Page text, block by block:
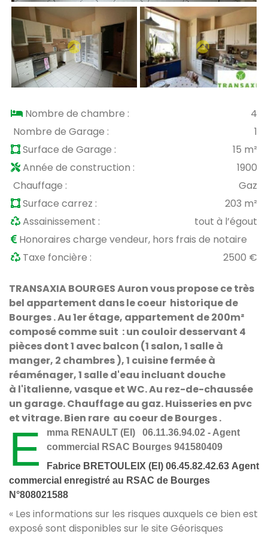
Nombre de chambre :
4
Nombre de Garage :
1
Surface de Garage :
15 m²
Année de construction :
1900
Chauffage :
Gaz
Surface carrez :
203 m²
Assainissement :
tout à l’égout
Honoraires charge vendeur, hors frais de notaire
Taxe foncière :
2500 €
TRANSAXIA BOURGES Auron vous propose ce très
bel appartement dans le coeur historique de
Bourges. Au 1er étage, appartement de 200m²
composé comme suit :un couloir desservant 4
pièces dont 1 avec balcon (1 salon, 1 salle à
manger, 2 chambres ), 1 cuisine fermée à
réaménager, 1 salle d'eau incluant douche
à l'italienne, vasque et WC. Au rez-de-chaussée
un garage. Chauffage au gaz. Huisseries en pvc
et vitrage. Bien rare au coeur de Bourges .
E
mma RENAULT (EI) 06.11.36.94.02 - Agent
commercial RSAC Bourges 941580409
Fabrice BRETOULEIX (EI) 06.45.82.42.63 Agent
commercial enregistré au RSAC de Bourges
N°808021588
« Les informations sur les risques auxquels ce bien est
exposé sont disponibles sur le site Géorisques